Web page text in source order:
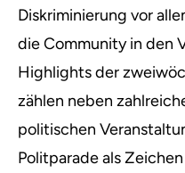
Diskriminierung vor
die Community in den
Highlights der
zählen neben
politischen
Politparade als